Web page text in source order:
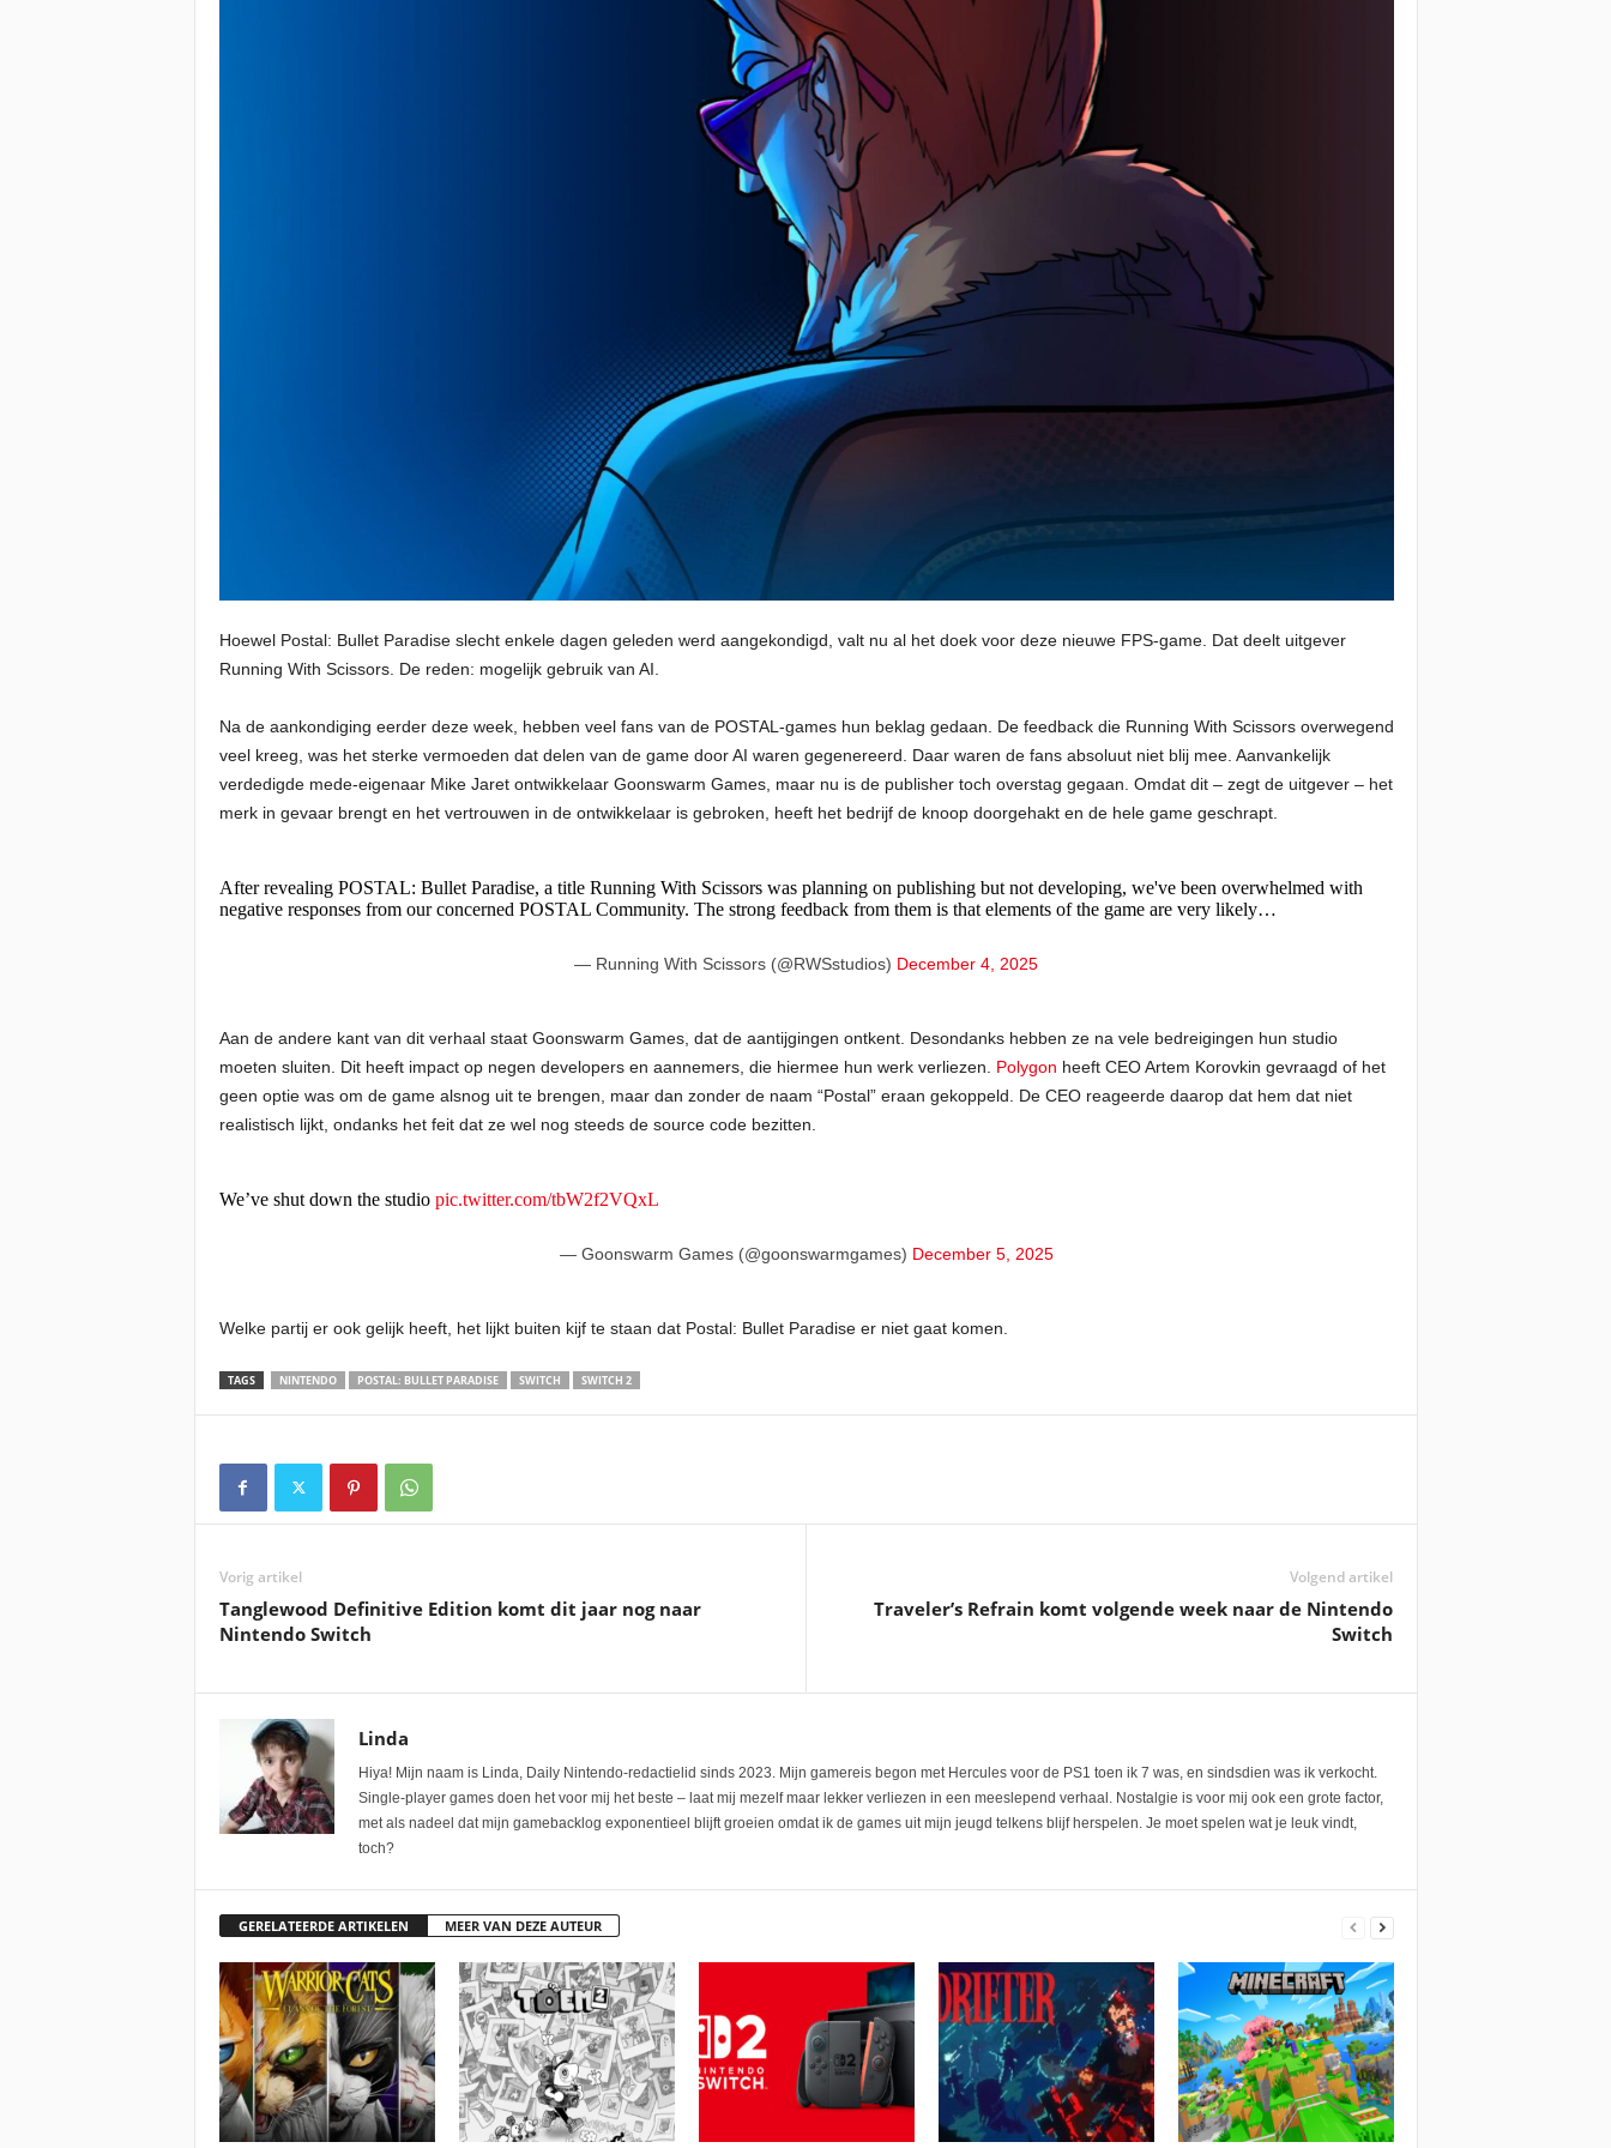
Hoewel Postal: Bullet Paradise slecht enkele dagen geleden werd aangekondigd, valt nu al het doek voor deze nieuwe FPS-game. Dat deelt uitgever
Running With Scissors. De reden: mogelijk gebruik van AI.
Na de aankondiging eerder deze week, hebben veel fans van de POSTAL-games hun beklag gedaan. De feedback die Running With Scissors overwegend
veel kreeg, was het sterke vermoeden dat delen van de game door AI waren gegenereerd. Daar waren de fans absoluut niet blij mee. Aanvankelijk
verdedigde mede-eigenaar Mike Jaret ontwikkelaar Goonswarm Games, maar nu is de publisher toch overstag gegaan. Omdat dit – zegt de uitgever – het
merk in gevaar brengt en het vertrouwen in de ontwikkelaar is gebroken, heeft het bedrijf de knoop doorgehakt en de hele game geschrapt.
After revealing POSTAL: Bullet Paradise, a title Running With Scissors was planning on publishing but not developing, we've been overwhelmed with
negative responses from our concerned POSTAL Community. The strong feedback from them is that elements of the game are very likely…
— Running With Scissors (@RWSstudios) December 4, 2025
Aan de andere kant van dit verhaal staat Goonswarm Games, dat de aantijgingen ontkent. Desondanks hebben ze na vele bedreigingen hun studio
moeten sluiten. Dit heeft impact op negen developers en aannemers, die hiermee hun werk verliezen. Polygon heeft CEO Artem Korovkin gevraagd of het
geen optie was om de game alsnog uit te brengen, maar dan zonder de naam “Postal” eraan gekoppeld. De CEO reageerde daarop dat hem dat niet
realistisch lijkt, ondanks het feit dat ze wel nog steeds de source code bezitten.
We’ve shut down the studio pic.twitter.com/tbW2f2VQxL
— Goonswarm Games (@goonswarmgames) December 5, 2025
Welke partij er ook gelijk heeft, het lijkt buiten kijf te staan dat Postal: Bullet Paradise er niet gaat komen.
TAGS NINTENDO POSTAL: BULLET PARADISE SWITCH SWITCH 2
Vorig artikel
Tanglewood Definitive Edition komt dit jaar nog naar
Nintendo Switch
Volgend artikel
Traveler’s Refrain komt volgende week naar de Nintendo
Switch
Linda
Hiya! Mijn naam is Linda, Daily Nintendo-redactielid sinds 2023. Mijn gamereis begon met Hercules voor de PS1 toen ik 7 was, en sindsdien was ik verkocht.
Single-player games doen het voor mij het beste – laat mij mezelf maar lekker verliezen in een meeslepend verhaal. Nostalgie is voor mij ook een grote factor,
met als nadeel dat mijn gamebacklog exponentieel blijft groeien omdat ik de games uit mijn jeugd telkens blijf herspelen. Je moet spelen wat je leuk vindt,
toch?
GERELATEERDE ARTIKELEN MEER VAN DEZE AUTEUR